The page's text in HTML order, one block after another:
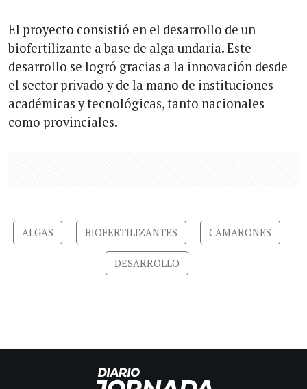
El proyecto consistió en el desarrollo de un
biofertilizante a base de alga undaria. Este
desarrollo se logró gracias a la innovación desde
el sector privado y de la mano de instituciones
académicas y tecnológicas, tanto nacionales
como provinciales.
ALGAS BIOFERTILIZANTES CAMARONES
DESARROLLO